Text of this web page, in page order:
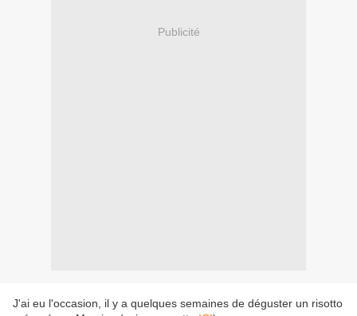
Publicité
J'ai eu l'occasion, il y a quelques semaines de déguster un risotto